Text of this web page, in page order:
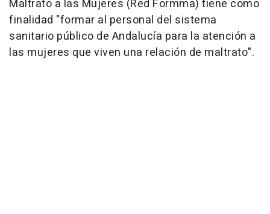
Maltrato a las Mujeres (Red Formma) tiene como
finalidad "formar al personal del sistema
sanitario público de Andalucía para la atención a
las mujeres que viven una relación de maltrato".